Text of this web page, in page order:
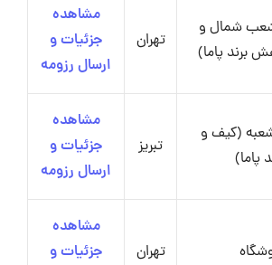
شعب شمال و
برند پاما)
تهران
مشاهده
جزئیات و
ارسال رزومه
(کیف و
پاما)
تبریز
مشاهده
جزئیات و
ارسال رزومه
تهران
مشاهده
جزئیات و